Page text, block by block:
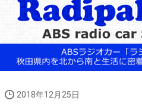
2018年12月25日